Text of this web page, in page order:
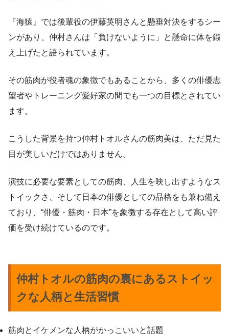
『海猿』では後輩役の伊藤英明さんと懸垂対決をするシー
ンがあり、仲村さんは「負けないように」と懸命に体を鍛
え上げたと語られています。
その筋肉が役者魂の象徴でもあることから、多くの俳優志
望者やトレーニング愛好家の間でも一つの目標とされてい
ます。
こうした背景を持つ仲村トオルさんの筋肉美は、ただ見た
目が美しいだけではありません。
演技に必要な要素としての筋肉、人生を映し出すようなス
トイックさ、そして日本の俳優としての品格をも兼ね備え
ており、“俳優・筋肉・日本”を象徴する存在として高い評
価を受け続けているのです。
仲村トオルの筋肉の裏にあるストイッ
クな人柄と生活習慣
筋肉とイケメンな人柄がかっこいいと話題